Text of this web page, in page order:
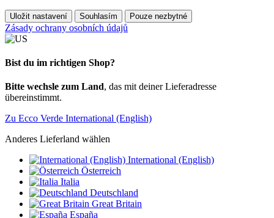
Uložit nastavení Souhlasím Pouze nezbytné
Zásady ochrany osobních údajů
Bist du im richtigen Shop?
Bitte wechsle zum Land, das mit deiner Lieferadresse
übereinstimmt.
Zu Ecco Verde International (English)
Anderes Lieferland wählen
International (English)
Österreich
Italia
Deutschland
Great Britain
España